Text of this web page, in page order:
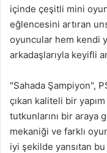
içinde çeşitli mini
eğlencesini artıran
oyuncular hem kendi
arkadaşlarıyla keyifli
"Sahada Şampiyon",
çıkan kaliteli bir
tutkunlarını bir araya
mekaniği ve farklı
iyi şekilde yansıtan